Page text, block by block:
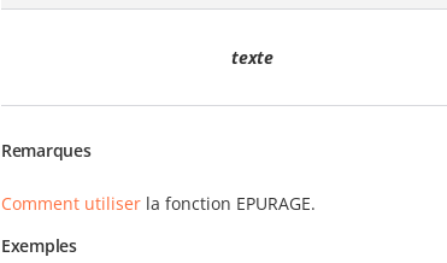
texte
Remarques
Comment utiliser la fonction EPURAGE.
Exemples